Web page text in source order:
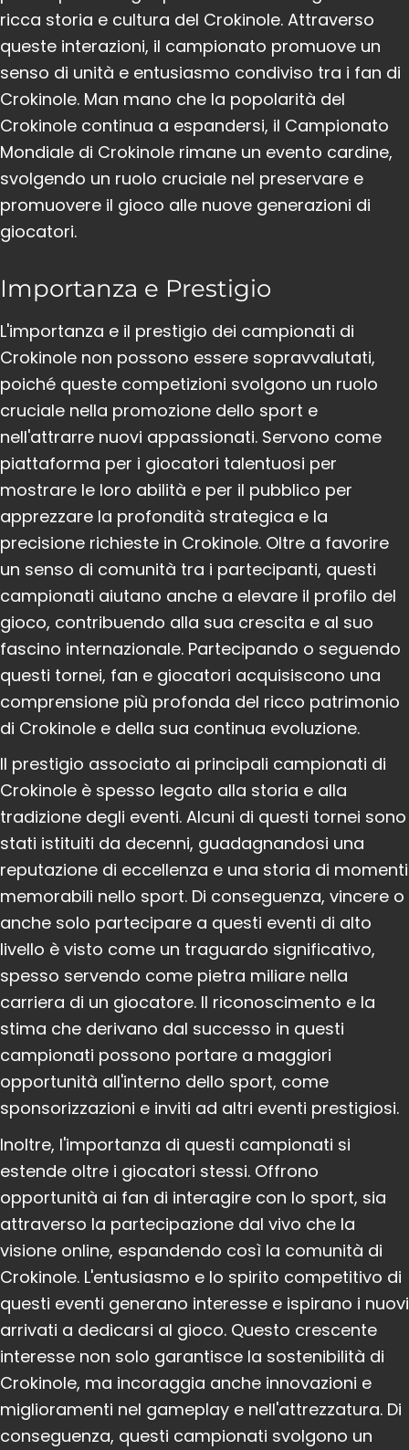
ricca storia e cultura del Crokinole. Attraverso
queste interazioni, il campionato promuove un
senso di unità e entusiasmo condiviso tra i fan di
Crokinole. Man mano che la popolarità del
Crokinole continua a espandersi, il Campionato
Mondiale di Crokinole rimane un evento cardine,
svolgendo un ruolo cruciale nel preservare e
promuovere il gioco alle nuove generazioni di
giocatori.
Importanza e Prestigio
L'importanza e il prestigio dei campionati di
Crokinole non possono essere sopravvalutati,
poiché queste competizioni svolgono un ruolo
cruciale nella promozione dello sport e
nell'attrarre nuovi appassionati. Servono come
piattaforma per i giocatori talentuosi per
mostrare le loro abilità e per il pubblico per
apprezzare la profondità strategica e la
precisione richieste in Crokinole. Oltre a favorire
un senso di comunità tra i partecipanti, questi
campionati aiutano anche a elevare il profilo del
gioco, contribuendo alla sua crescita e al suo
fascino internazionale. Partecipando o seguendo
questi tornei, fan e giocatori acquisiscono una
comprensione più profonda del ricco patrimonio
di Crokinole e della sua continua evoluzione.
Il prestigio associato ai principali campionati di
Crokinole è spesso legato alla storia e alla
tradizione degli eventi. Alcuni di questi tornei sono
stati istituiti da decenni, guadagnandosi una
reputazione di eccellenza e una storia di momenti
memorabili nello sport. Di conseguenza, vincere o
anche solo partecipare a questi eventi di alto
livello è visto come un traguardo significativo,
spesso servendo come pietra miliare nella
carriera di un giocatore. Il riconoscimento e la
stima che derivano dal successo in questi
campionati possono portare a maggiori
opportunità all'interno dello sport, come
sponsorizzazioni e inviti ad altri eventi prestigiosi.
Inoltre, l'importanza di questi campionati si
estende oltre i giocatori stessi. Offrono
opportunità ai fan di interagire con lo sport, sia
attraverso la partecipazione dal vivo che la
visione online, espandendo così la comunità di
Crokinole. L'entusiasmo e lo spirito competitivo di
questi eventi generano interesse e ispirano i nuovi
arrivati a dedicarsi al gioco. Questo crescente
interesse non solo garantisce la sostenibilità di
Crokinole, ma incoraggia anche innovazioni e
miglioramenti nel gameplay e nell'attrezzatura. Di
conseguenza, questi campionati svolgono un